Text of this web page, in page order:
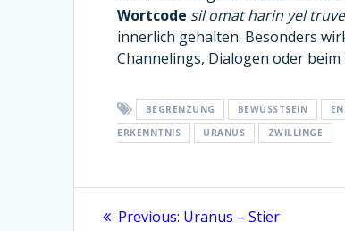
Wortcode sil omat harin yel
innerlich gehalten. Besonders
Channelings, Dialogen oder
BEGRENZUNG BEWUSSTSEIN
ERKENNTNIS
URANUS ZWILLINGE
Previous: Previous
Uranus – Stier